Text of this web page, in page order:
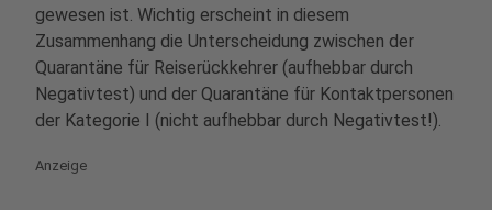
gewesen ist. Wichtig erscheint in diesem
Zusammenhang die Unterscheidung zwischen der
Quarantäne für Reiserückkehrer (aufhebbar durch
Negativtest) und der Quarantäne für Kontaktpersonen
der Kategorie I (nicht aufhebbar durch Negativtest!).
Anzeige